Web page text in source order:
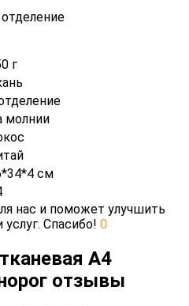
г
молнии
см
нас и поможет улучшить
Спасибо! 0
А4
отзывы